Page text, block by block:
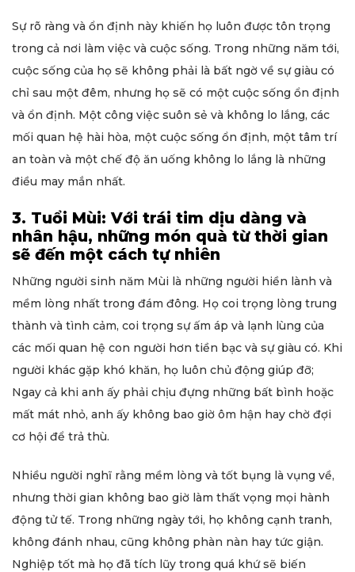
Sự rõ ràng và ổn định này khiến họ luôn được tôn trọng
trong cả nơi làm việc và cuộc sống. Trong những năm tới,
cuộc sống của họ sẽ không phải là bất ngờ về sự giàu có
chỉ sau một đêm, nhưng họ sẽ có một cuộc sống ổn định
và ổn định. Một công việc suôn sẻ và không lo lắng, các
mối quan hệ hài hòa, một cuộc sống ổn định, một tâm trí
an toàn và một chế độ ăn uống không lo lắng là những
điều may mắn nhất.
3. Tuổi Mùi: Với trái tim dịu dàng và
nhân hậu, những món quà từ thời gian
sẽ đến một cách tự nhiên
Những người sinh năm Mùi là những người hiền lành và
mềm lòng nhất trong đám đông. Họ coi trọng lòng trung
thành và tình cảm, coi trọng sự ấm áp và lạnh lùng của
các mối quan hệ con người hơn tiền bạc và sự giàu có. Khi
người khác gặp khó khăn, họ luôn chủ động giúp đỡ;
Ngay cả khi anh ấy phải chịu đựng những bất bình hoặc
mất mát nhỏ, anh ấy không bao giờ ôm hận hay chờ đợi
cơ hội để trả thù.
Nhiều người nghĩ rằng mềm lòng và tốt bụng là vụng về,
nhưng thời gian không bao giờ làm thất vọng mọi hành
động tử tế. Trong những ngày tới, họ không cạnh tranh,
không đánh nhau, cũng không phàn nàn hay tức giận.
Nghiệp tốt mà họ đã tích lũy trong quá khứ sẽ biến